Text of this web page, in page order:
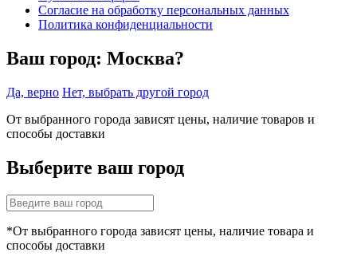
Согласие на обработку персональных данных
Политика конфиденциальности
Ваш город: Москва?
Да, верно Нет, выбрать другой город
От выбранного города зависят цены, наличие товаров и
способы доставки
Выберите ваш город
*От выбранного города зависят цены, наличие товара и
способы доставки